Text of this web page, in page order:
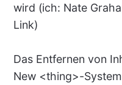
wird (ich: Nate
Link)
Das Entfernen von
New <thing>-